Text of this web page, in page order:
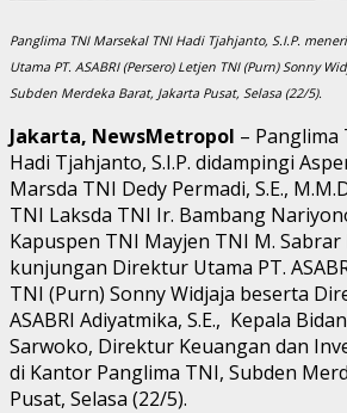
Panglima TNI Marsekal TNI Hadi Tjahjanto, S.I.P.
Utama PT. ASABRI (Persero) Letjen TNI (Purn) Sonny
Subden Merdeka Barat, Jakarta Pusat, Selasa (22/5).
Jakarta, NewsMetropol –
Hadi Tjahjanto, S.I.P. didampingi
Marsda TNI Dedy Permadi, S.E.,
TNI Laksda TNI Ir. Bambang
Kapuspen TNI Mayjen TNI M.
kunjungan Direktur Utama PT.
TNI (Purn) Sonny Widjaja beserta
ASABRI Adiyatmika, S.E., Kepala
Sarwoko, Direktur Keuangan dan
di Kantor Panglima TNI, Subden
Pusat, Selasa (22/5).